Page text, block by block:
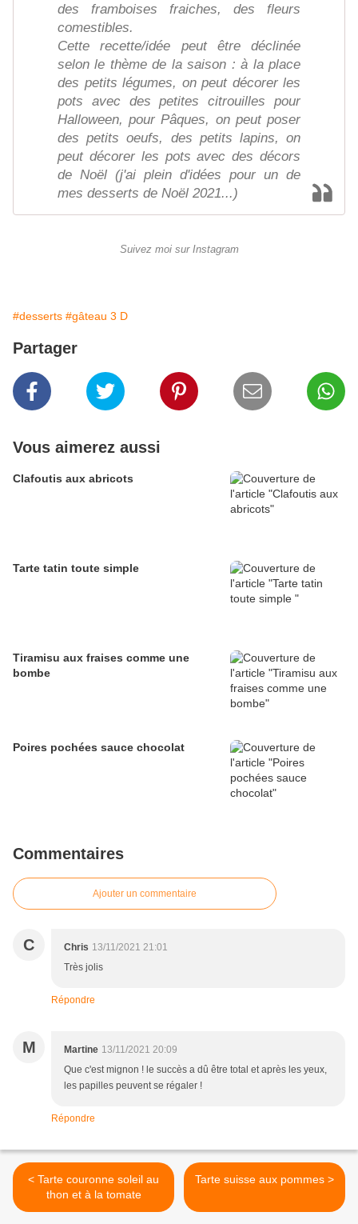
des framboises fraiches, des fleurs
comestibles.
Cette recette/idée peut être déclinée
selon le thème de la saison : à la place
des petits légumes, on peut décorer les
pots avec des petites citrouilles pour
Halloween, pour Pâques, on peut poser
des petits oeufs, des petits lapins, on
peut décorer les pots avec des décors
de Noël (j'ai plein d'idées pour un de
mes desserts de Noël 2021...)
Suivez moi sur Instagram
#desserts #gâteau 3 D
Partager
Vous aimerez aussi
Clafoutis aux abricots
Tarte tatin toute simple
Tiramisu aux fraises comme une
bombe
Poires pochées sauce chocolat
Commentaires
Ajouter un commentaire
C Chris 13/11/2021 21:01
Très jolis
Répondre
M Martine 13/11/2021 20:09
Que c'est mignon ! le succès a dû être total et après les yeux,
les papilles peuvent se régaler !
Répondre
< Tarte couronne soleil au
thon et à la tomate
Tarte suisse aux pommes >